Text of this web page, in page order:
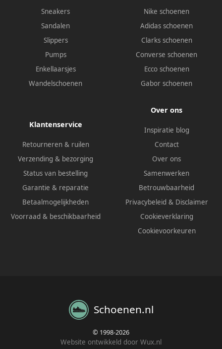
Sneakers
Sandalen
Slippers
Pumps
Enkellaarsjes
Wandelschoenen
Nike schoenen
Adidas schoenen
Clarks schoenen
Converse schoenen
Ecco schoenen
Gabor schoenen
Klantenservice
Retourneren & ruilen
Verzending & bezorging
Status van bestelling
Garantie & reparatie
Betaalmogelijkheden
Voorraad & beschikbaarheid
Over ons
Inspiratie blog
Contact
Over ons
Samenwerken
Betrouwbaarheid
Privacybeleid & Disclaimer
Cookieverklaring
Cookievoorkeuren
Schoenen.nl
© 1998-2026
Website ontwikkeld door Wux.nl